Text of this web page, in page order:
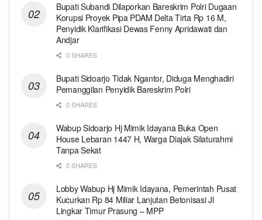
Bupati Subandi Dilaporkan Bareskrim Polri Dugaan
Korupsi Proyek Pipa PDAM Delta Tirta Rp 16 M,
Penyidik Klarifikasi Dewas Fenny Apridawati dan
Andjar
0 SHARES
Bupati Sidoarjo Tidak Ngantor, Diduga Menghadiri
Pemanggilan Penyidik Bareskrim Polri
0 SHARES
Wabup Sidoarjo Hj Mimik Idayana Buka Open
House Lebaran 1447 H, Warga Diajak Silaturahmi
Tanpa Sekat
0 SHARES
Lobby Wabup Hj Mimik Idayana, Pemerintah Pusat
Kucurkan Rp 84 Miliar Lanjutan Betonisasi Jl
Lingkar Timur Prasung – MPP